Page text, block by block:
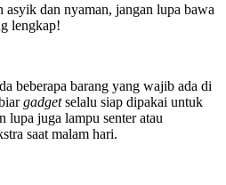
asyik dan nyaman, jangan lupa bawa
lengkap!
beberapa barang yang wajib ada di
gadgetselalu siap dipakai untuk
lupa juga lampu senter atau
saat malam hari.